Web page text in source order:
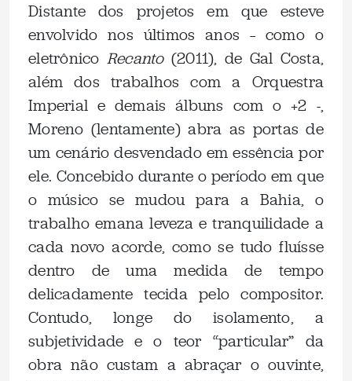
Distante dos projetos em que esteve
envolvido nos últimos anos – como o
eletrônico Recanto(2011), de Gal Costa,
além dos trabalhos com a Orquestra
Imperial e demais álbuns com o +2 -,
Moreno (lentamente) abra as portas de
um cenário desvendado em essência por
ele. Concebido durante o período em que
o músico se mudou para a Bahia, o
trabalho emana leveza e tranquilidade a
cada novo acorde, como se tudo fluísse
dentro de uma medida de tempo
delicadamente tecida pelo compositor.
Contudo, longe do isolamento, a
subjetividade e o teor “particular” da
obra não custam a abraçar o ouvinte,